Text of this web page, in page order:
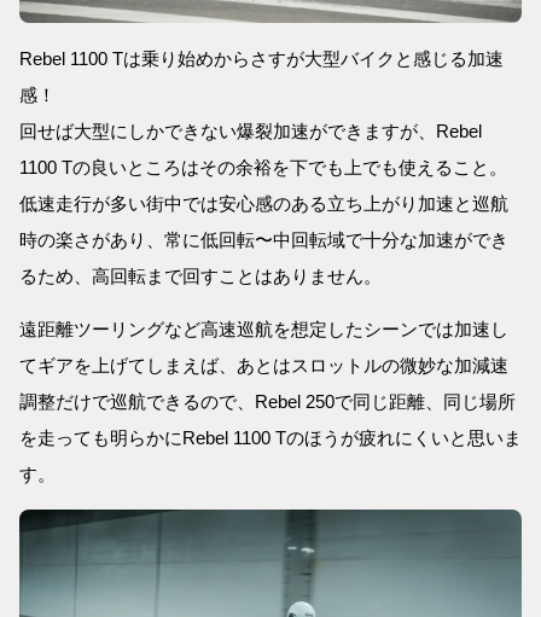
Rebel 1100 Tは乗り始めからさすが大型バイクと感じる加速
感！
回せば大型にしかできない爆裂加速ができますが、Rebel
1100 Tの良いところはその余裕を下でも上でも使えること。
低速走行が多い街中では安心感のある立ち上がり加速と巡航
時の楽さがあり、常に低回転〜中回転域で十分な加速ができ
るため、高回転まで回すことはありません。
遠距離ツーリングなど高速巡航を想定したシーンでは加速し
てギアを上げてしまえば、あとはスロットルの微妙な加減速
調整だけで巡航できるので、Rebel 250で同じ距離、同じ場所
を走っても明らかにRebel 1100 Tのほうが疲れにくいと思いま
す。